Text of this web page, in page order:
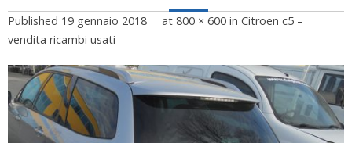
CONTATTI
Published 19 gennaio 2018 at 800 × 600 in Citroen c5 –
vendita ricambi usati